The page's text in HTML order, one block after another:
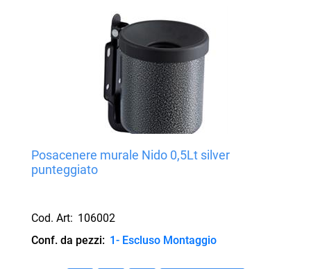
Posacenere murale Nido 0,5Lt silver
punteggiato
Cod. Art: 106002
Conf. da pezzi: 1- Escluso Montaggio